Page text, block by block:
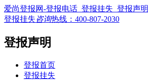
爱尚登报网-登报电话_登报挂失_登报声明
登报挂失咨询热线： 400-807-2030
登报声明
登报首页
登报挂失